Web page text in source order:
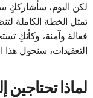
لكن اليوم، سأشارككِ
تمثل الخطة الكاملة
فعالة وآمنة، وكأنكِ
التعقيدات، سنحول
لماذا